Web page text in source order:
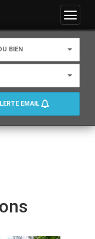
Menu
BIEN
EMAIL